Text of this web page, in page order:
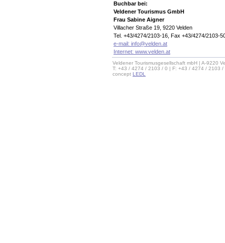
Buchbar bei:
Veldener Tourismus GmbH
Frau Sabine Aigner
Villacher Straße 19, 9220 Velden
Tel. +43/4274/2103-16, Fax +43/4274/2103-
e-mail: info@velden.at
Internet: www.velden.at
Veldener Tourismusgesellschaft mbH | A-9220
T: +43 / 4274 / 2103 / 0 | F: +43 / 4274 / 2103
concept LEDL